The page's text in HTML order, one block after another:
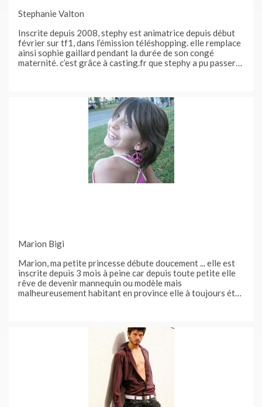
Stephanie Valton
Inscrite depuis 2008, stephy est animatrice depuis début
février sur tf1, dans l’émission téléshopping. elle remplace
ainsi sophie gaillard pendant la durée de son congé
maternité. c’est grâce à casting.fr que stephy a pu passer
Marion Bigi
Marion, ma petite princesse débute doucement ... elle est
inscrite depuis 3 mois à peine car depuis toute petite elle
rêve de devenir mannequin ou modèle mais
malheureusement habitant en province elle à toujours été